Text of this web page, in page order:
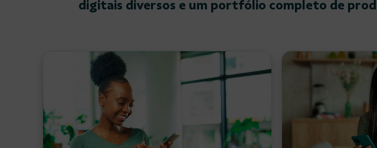
digitais diversos e um portfólio completo de